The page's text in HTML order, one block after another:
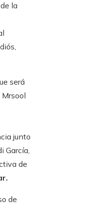
la
será
junto
García,
de
de